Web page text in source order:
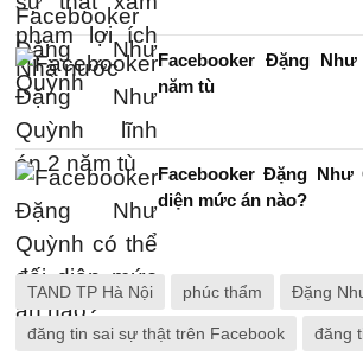
Facebooker Đặng
năm tù
Facebooker Đặng
diện mức án nào?
TAND TP Hà Nội phúc thẩm Đặng
đăng tin sai sự thật trên Facebook đăng